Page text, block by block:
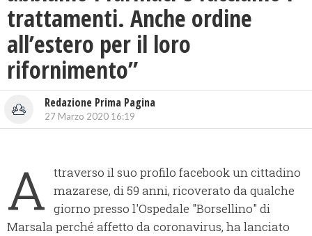
trattamenti. Anche ordine
all’estero per il loro
rifornimento”
Redazione Prima Pagina
27 Marzo 2020 16:19
A ttraverso il suo profilo facebook un cittadino
mazarese, di 59 anni, ricoverato da qualche
giorno presso l'Ospedale "Borsellino" di
Marsala perché affetto da coronavirus, ha lanciato